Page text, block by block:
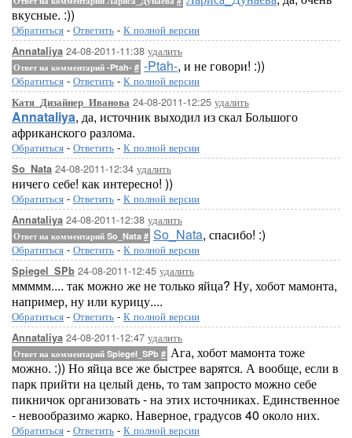
вкусные. :))
Обратиться - Ответить - К полной версии
Annataliya 24-08-2011-11:38 удалить
Ответ на комментарий -Ptah- # -Ptah-, и не говори! :))
Обратиться - Ответить - К полной версии
Катя_Дизайнер_Иванова 24-08-2011-12:25 удалить
Annataliya, да, источник выходил из скал Большого
африканского разлома.
Обратиться - Ответить - К полной версии
So_Nata 24-08-2011-12:34 удалить
ничего себе! как интересно! ))
Обратиться - Ответить - К полной версии
Annataliya 24-08-2011-12:38 удалить
Ответ на комментарий So_Nata # So_Nata, спасибо! :)
Обратиться - Ответить - К полной версии
Spiegel_SPb 24-08-2011-12:45 удалить
ммммм.... так можно же не только яйца? Ну, хобот мамонта,
например, ну или курицу....
Обратиться - Ответить - К полной версии
Annataliya 24-08-2011-12:47 удалить
Ответ на комментарий Spiegel_SPb # Ага, хобот мамонта тоже
можно. :)) Но яйца все же быстрее варятся. А вообще, если в
парк прийти на целый день, то там запросто можно себе
пикничок организовать - на этих источниках. Единственное
- невообразимо жарко. Наверное, градусов 40 около них.
Обратиться - Ответить - К полной версии